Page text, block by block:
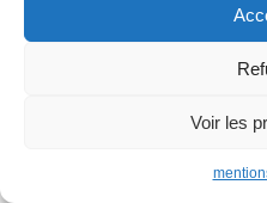
Voir les